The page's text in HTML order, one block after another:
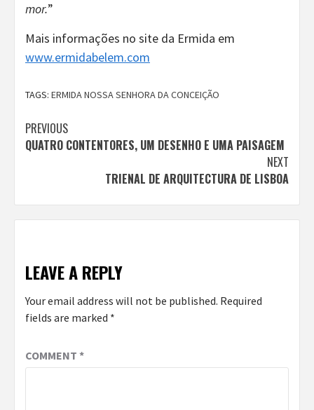
mor.”
Mais informações no site da Ermida em
www.ermidabelem.com
TAGS: ERMIDA NOSSA SENHORA DA CONCEIÇÃO
Continue
Reading
PREVIOUS
QUATRO CONTENTORES, UM DESENHO E UMA PAISAGEM
NEXT
TRIENAL DE ARQUITECTURA DE LISBOA
LEAVE A REPLY
Your email address will not be published. Required
fields are marked *
COMMENT *